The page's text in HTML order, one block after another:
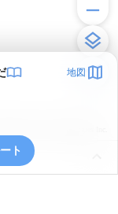
地図
ト